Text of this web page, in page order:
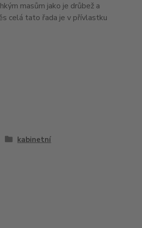
masům jako je drůbež a
celá tato řada je v přívlastku
kabinetní